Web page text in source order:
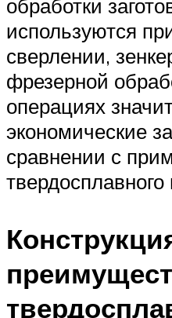
обработки
используются
сверлении,
фрезерной
операциях
экономические
сравнении с